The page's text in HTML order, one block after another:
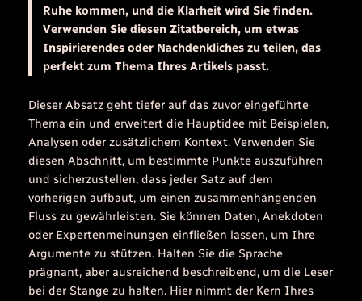
Ruhe kommen, und die Klarheit wird Sie finden.
Verwenden Sie diesen Zitatbereich, um etwas
Inspirierendes oder Nachdenkliches zu teilen, das
perfekt zum Thema Ihres Artikels passt.
Dieser Absatz geht tiefer auf das zuvor eingeführte
Thema ein und erweitert die Hauptidee mit Beispielen,
Analysen oder zusätzlichem Kontext. Verwenden Sie
diesen Abschnitt, um bestimmte Punkte auszuführen
und sicherzustellen, dass jeder Satz auf dem
vorherigen aufbaut, um einen zusammenhängenden
Fluss zu gewährleisten. Sie können Daten, Anekdoten
oder Expertenmeinungen einfließen lassen, um Ihre
Argumente zu stützen. Halten Sie die Sprache
prägnant, aber ausreichend beschreibend, um die Leser
bei der Stange zu halten. Hier nimmt der Kern Ihres